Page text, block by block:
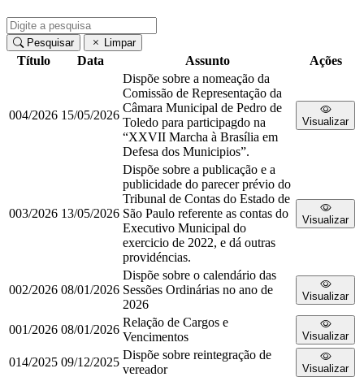
Pesquisar Limpar
Título Data Assunto Ações
004/2026 15/05/2026
Dispõe sobre a nomeação da
Comissão de Representação da
Câmara Municipal de Pedro de
Toledo para participagdo na
“XXVII Marcha à Brasília em
Defesa dos Municipios”.
Visualizar
003/2026 13/05/2026
Dispõe sobre a publicação e a
publicidade do parecer prévio do
Tribunal de Contas do Estado de
São Paulo referente as contas do
Executivo Municipal do
exercicio de 2022, e dá outras
providéncias.
Visualizar
002/2026 08/01/2026
Dispõe sobre o calendário das
Sessões Ordinárias no ano de
2026
Visualizar
001/2026 08/01/2026
Relação de Cargos e
Vencimentos
Visualizar
014/2025 09/12/2025
Dispõe sobre reintegração de
vereador
Visualizar